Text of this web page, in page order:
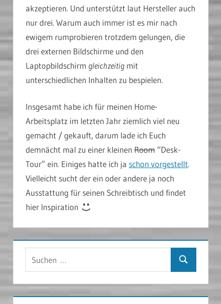
akzeptieren. Und unterstützt laut Hersteller auch
nur drei. Warum auch immer ist es mir nach
ewigem rumprobieren trotzdem gelungen, die
drei externen Bildschirme und den
Laptopbildschirm gleichzeitig mit
unterschiedlichen Inhalten zu bespielen.
Insgesamt habe ich für meinen Home-
Arbeitsplatz im letzten Jahr ziemlich viel neu
gemacht / gekauft, darum lade ich Euch
demnächt mal zu einer kleinen Room “Desk-
Tour” ein. Einiges hatte ich ja schon vorgestellt.
Vielleicht sucht der ein oder andere ja noch
Ausstattung für seinen Schreibtisch und findet
hier Inspiration
Suchen